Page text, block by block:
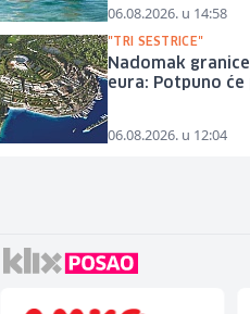
06.08.2026. u 14:58
"TRI SESTRICE"
Nadomak
eura: Potpuno
06.08.2026. u 12:04